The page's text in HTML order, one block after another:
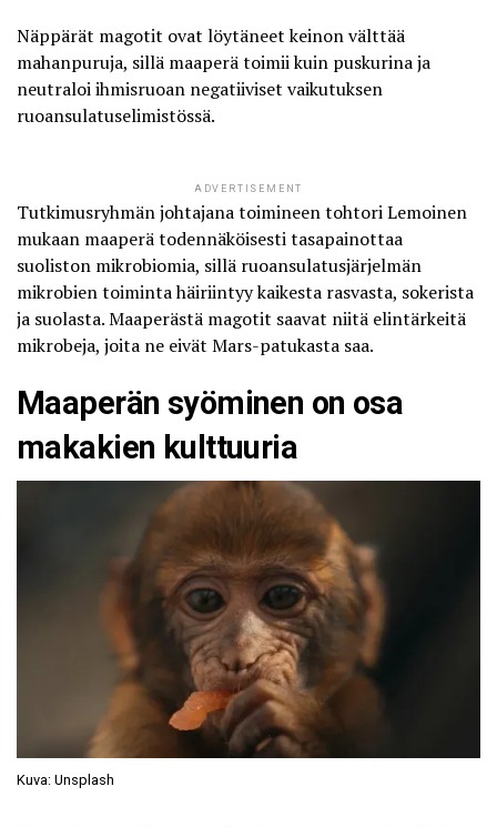
Näppärät magotit ovat löytäneet keinon välttää
mahanpuruja, sillä maaperä toimii kuin puskurina ja
neutraloi ihmisruoan negatiiviset vaikutuksen
ruoansulatuselimistössä.
ADVERTISEMENT
Tutkimusryhmän johtajana toimineen tohtori Lemoinen
mukaan maaperä todennäköisesti tasapainottaa
suoliston mikrobiomia, sillä ruoansulatusjärjelmän
mikrobien toiminta häiriintyy kaikesta rasvasta, sokerista
ja suolasta. Maaperästä magotit saavat niitä elintärkeitä
mikrobeja, joita ne eivät Mars-patukasta saa.
Maaperän syöminen on osa
makakien kulttuuria
Kuva: Unsplash